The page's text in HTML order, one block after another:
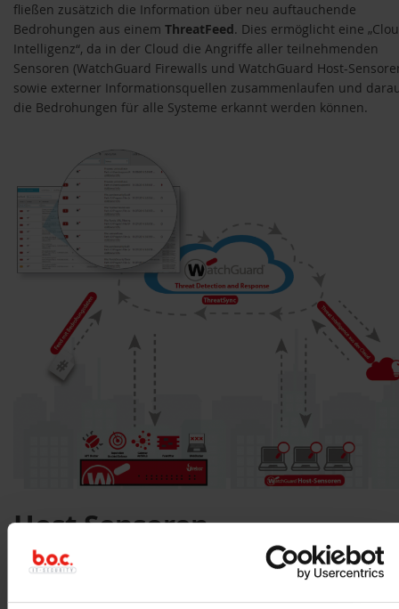
fließen zusätzich die Information über neu auftauchende
Bedrohungen aus einem ThreatFeed. Dies ermöglicht eine
Intelligenz“, da in der Cloud die Angriffe aller teilnehmenden
Sensoren (WatchGuard Firewalls und WatchGuard Host-
sowie externer Informationsquellen zusammenlaufen und
die Bedrohungen für alle Systeme erkannt werden können.
Host Sensoren
Der schlanke Host Sensor von WatchGuard überwacht und
erkennt Bedrohungsaktivitäten in Ihrem Netzwerk. Die
Informationen werden kontinuierlich an ThreatSync zur